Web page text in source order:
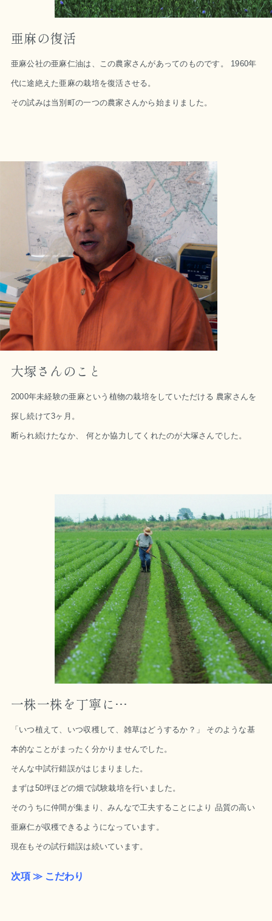
亜麻の復活
亜麻公社の亜麻仁油は、この農家さんがあってのものです。 1960年
代に途絶えた亜麻の栽培を復活させる。
その試みは当別町の一つの農家さんから始まりました。
大塚さんのこと
2000年未経験の亜麻という植物の栽培をしていただける 農家さんを
探し続けて3ヶ月。
断られ続けたなか、 何とか協力してくれたのが大塚さんでした。
一株一株を丁寧に…
「いつ植えて、いつ収穫して、雑草はどうするか？」 そのような基
本的なことがまったく分かりませんでした。
そんな中試行錯誤がはじまりました。
まずは50坪ほどの畑で試験栽培を行いました。
そのうちに仲間が集まり、みんなで工夫することにより 品質の高い
亜麻仁が収穫できるようになっています。
現在もその試行錯誤は続いています。
次項 ≫ こだわり